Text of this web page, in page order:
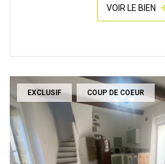
VOIR LE BIEN
EXCLUSIF COUP DE COEUR